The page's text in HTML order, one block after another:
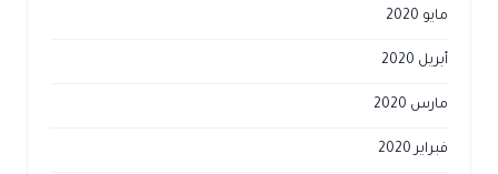
مايو 2020
أبريل 2020
مارس 2020
فبراير 2020